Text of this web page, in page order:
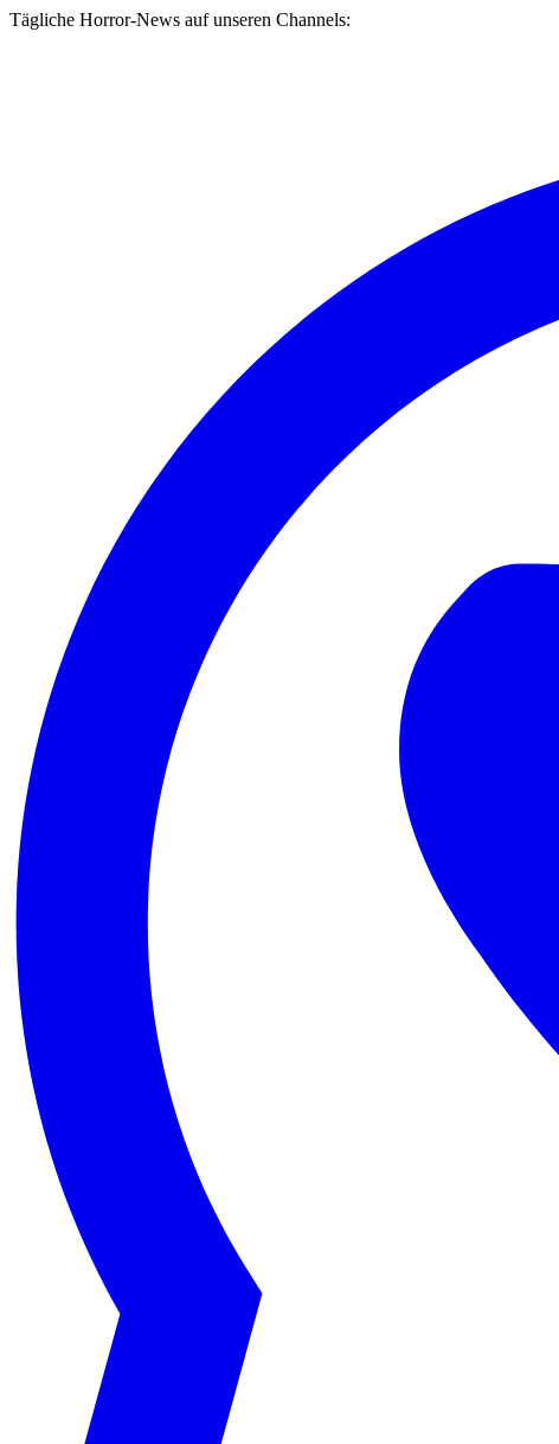
Tägliche Horror-News auf unseren Channels: